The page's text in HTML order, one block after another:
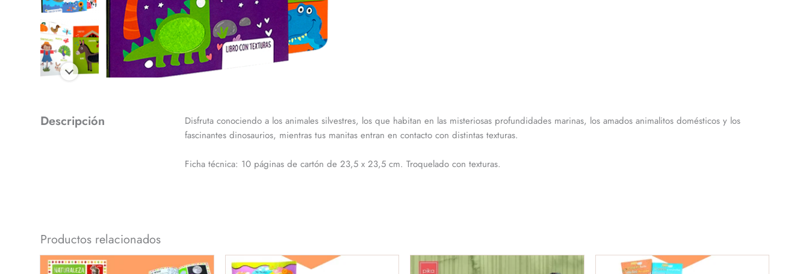
Descripción
Disfruta conociendo a los animales silvestres, los que habitan en las misteriosas profundidades marinas, los amados animalitos domésticos y los
fascinantes dinosaurios, mientras tus manitas entran en contacto con distintas texturas.
Ficha técnica: 10 páginas de cartón de 23,5 x 23,5 cm. Troquelado con texturas.
Productos relacionados